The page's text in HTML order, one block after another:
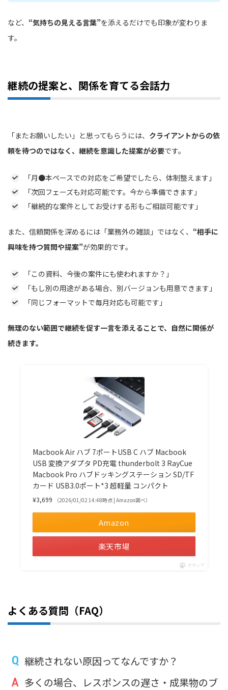
など、 “気持ちの見える言葉”を添えるだけでも印象が変わりま
す。
継続の提案と、関係を育てる会話力
「またお願いしたい」と思ってもらうには、 クライアントからの依
頼を待つのではなく、継続を意識した提案が必要です。
「月●本ペースでの対応をご希望でしたら、体制整えます」
「次回フェーズも対応可能です。今から準備できます」
「継続的な案件としてお受けする形もご相談可能です」
また、信頼関係を深めるには「業務外の雑談」ではなく、 “相手に
興味を持つ質問や提案”が効果的です。
「この資料、今後の案件にも使われますか？」
「もし別の用途がある場合、別バージョンも用意できます」
「同じフォーマットで毎月対応も可能です」
無理のない範囲で継続を促す一言を添えることで、自然に関係が
続きます。
Macbook Air ハブ 7ポートUSB C ハブ Macbook
USB 変換アダプタ PD充電 thunderbolt 3 RayCue
Macbook Pro ハブドッキングステーション SD/TF
カード USB3.0ポート*3 超軽量 コンパクト
¥3,699 （2026/01/02 14:48時点 | Amazon調べ）
Amazon
楽天市場
ポチップ
よくある質問（FAQ）
継続されない原因ってなんですか？
多くの場合、レスポンスの遅さ・成果物のブ